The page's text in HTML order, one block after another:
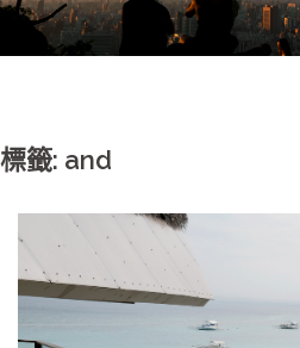
標籤: and